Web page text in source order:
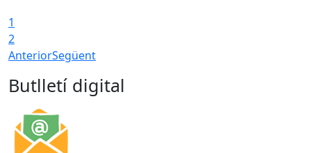
1
2
AnteriorSegüent
Butlletí digital